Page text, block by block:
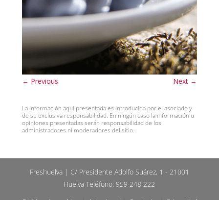
← Previous Next →
La información aquí presentada es introducida por el asociado y
de su exclusiva responsabilidad. En ningún caso la información u
opiniones presentadas serán responsabilidad de los
administradores ni moderadores del sitio.
Freshuelva | C/ Presidente Adolfo Suárez, 1 - 21001
Huelva Teléfono: 959 248 222